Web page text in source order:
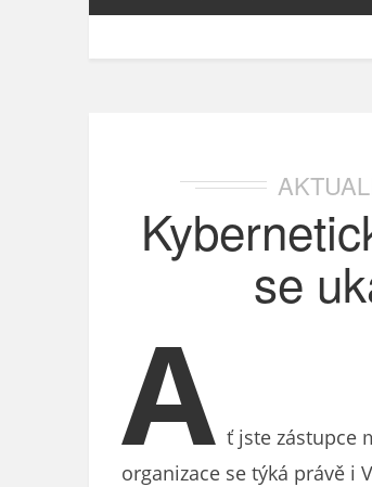
se
A ť jste zástupce
organizace se týká právě i